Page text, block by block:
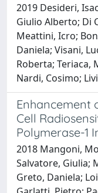
2019 Desideri,
Giulio Alberto; Di
Meattini, Icro;
Daniela; Visani,
Roberta; Teriaca,
Nardi, Cosimo;
Enhancement
Cell
Polymerase-1
2018 Mangoni,
Salvatore, Giulia;
Greto, Daniela;